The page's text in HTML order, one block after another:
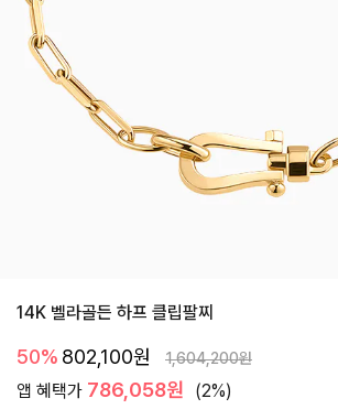
14K 벨라골든 하프 클립팔찌
50% 802,100원 1,604,200원
앱 혜택가 786,058원 (2%)